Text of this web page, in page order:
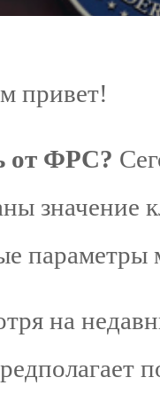
привет!
от ФРС?
значение
параметры
на